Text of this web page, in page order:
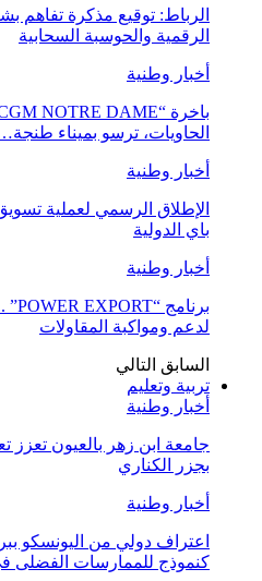
الرباط: توقيع مذكرة تفاهم
الرقمية والحوسبة السحابية
أخبار وطنية
الحاويات، ترسو بميناء
أخبار وطنية
الإطلاق الرسمي لعملية
باي الدولية
أخبار وطنية
لدعم ومواكبة المقاولات
السابق التالي
تربية وتعليم
أخبار وطنية
جامعة ابن زهر بالعيون تعزز
بجزر الكناري
أخبار وطنية
اعتراف دولي من اليونسكو
كنموذج للممارسات الفضلى